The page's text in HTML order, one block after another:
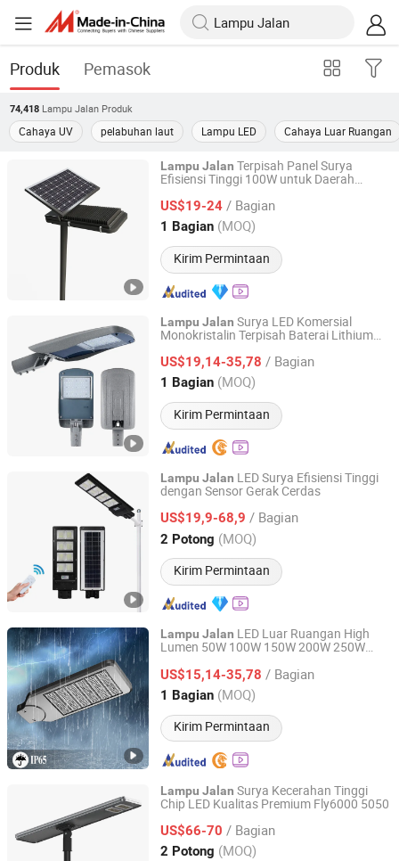
Produk Pemasok
74,418 Lampu Jalan Produk
Cahaya UV pelabuhan laut Lampu LED Cahaya Luar Ruangan
Lampu Jalan Terpisah Panel Surya
Efisiensi Tinggi 100W untuk Daerah
US$19-24 / Bagian
1 Bagian (MOQ)
Kirim Permintaan
Zhongjing Rongguang New Energy Jiangsu Co., Ltd.
Jiangsu, China Harga mulai 2025
Lampu Jalan Surya LED Komersial
Monokristalin Terpisah Baterai Lithium
Panas
US$19,14-35,78 / Bagian
1 Bagian (MOQ)
Kirim Permintaan
Sichuan Laihong Zhixin Lighting Technology Co., Ltd.
Sichuan, China Harga mulai 2025
Lampu Jalan LED Surya Efisiensi Tinggi
dengan Sensor Gerak Cerdas
US$19,9-68,9 / Bagian
2 Potong (MOQ)
Kirim Permintaan
Zhongjing Rongguang New Energy Jiangsu Co., Ltd.
Jiangsu, China Harga mulai 2025
Lampu Jalan LED Luar Ruangan High
Lumen 50W 100W 150W 200W 250W
JalanLED
US$15,14-35,78 / Bagian
1 Bagian (MOQ)
Kirim Permintaan
Sichuan Laihong Zhixin Lighting Technology Co., Ltd.
Sichuan, China Harga mulai 2025
Lampu Jalan Surya Kecerahan Tinggi
Chip LED Kualitas Premium Fly6000 5050
US$66-70 / Bagian
2 Potong (MOQ)
Jiangsu Longen Lighting Co., Ltd.
Jiangsu, China Harga mulai 2026